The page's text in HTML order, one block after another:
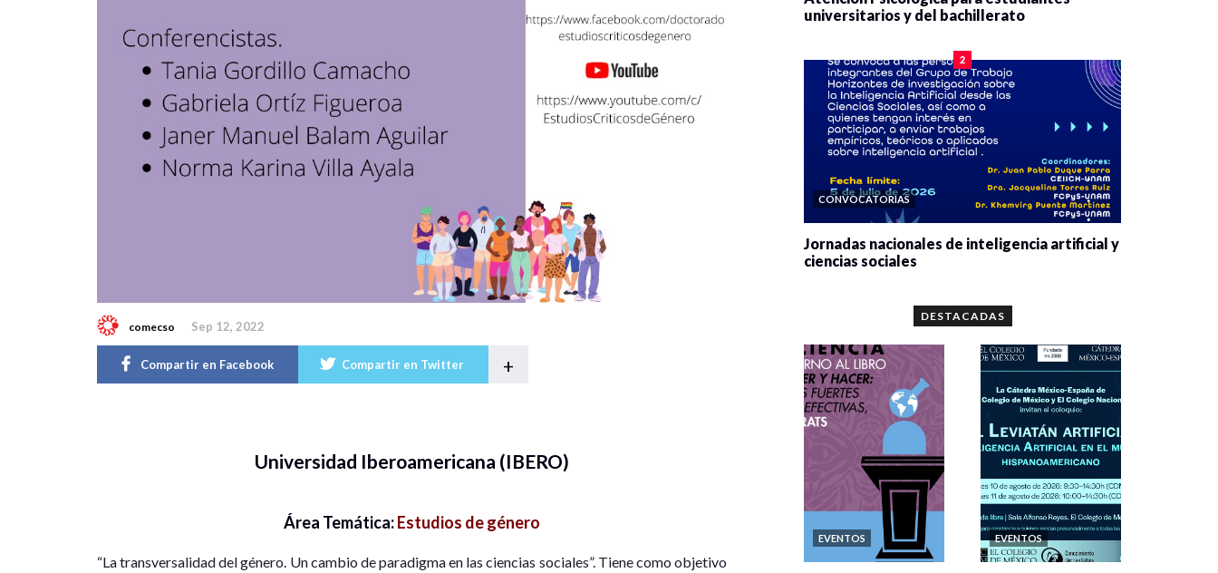
comecso Sep 12, 2022
Compartir en Facebook Compartir en Twitter +
Universidad Iberoamericana (IBERO)
Área Temática:Estudios de género
“La transversalidad del género. Un cambio de paradigma en las ciencias sociales”. Tiene como objetivo
universitarios y del bachillerato
2
CONVOCATORIAS
Jornadas nacionales de inteligencia artificial y
ciencias sociales
DESTACADAS
EVENTOS EVENTOS